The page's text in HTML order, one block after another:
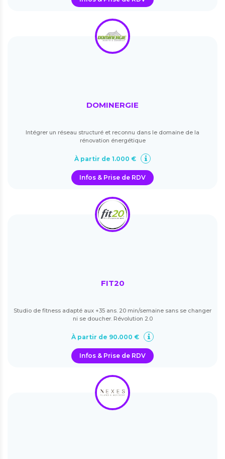
DOMINERGIE
Intégrer un réseau structuré et reconnu dans le domaine de la
rénovation énergétique
À partir de 1.000 €
Infos & Prise de RDV
FIT20
Studio de fitness adapté aux +35 ans. 20 min/semaine sans se changer
ni se doucher. Révolution 2.0
À partir de 90.000 €
Infos & Prise de RDV